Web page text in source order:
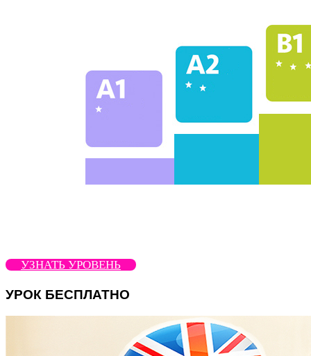
УЗНАТЬ УРОВЕНЬ
УРОК БЕСПЛАТНО